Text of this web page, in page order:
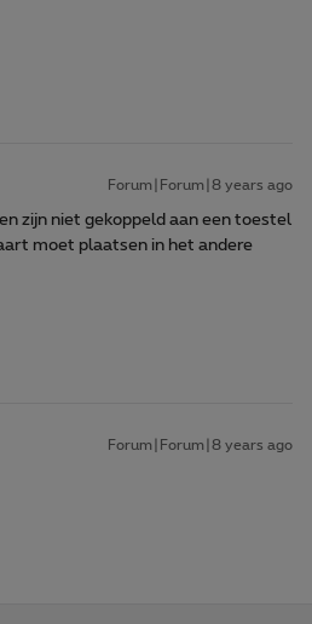
Forum|Forum|8 years ago
zijn niet gekoppeld aan een toestel
moet plaatsen in het andere
Forum|Forum|8 years ago